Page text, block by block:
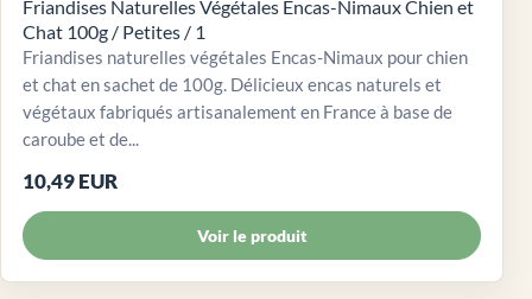
Friandises Naturelles Végétales Encas-Nimaux Chien et
Chat 100g / Petites / 1
Friandises naturelles végétales Encas-Nimaux pour chien
et chat en sachet de 100g. Délicieux encas naturels et
végétaux fabriqués artisanalement en France à base de
caroube et de...
10,49 EUR
Voir le produit